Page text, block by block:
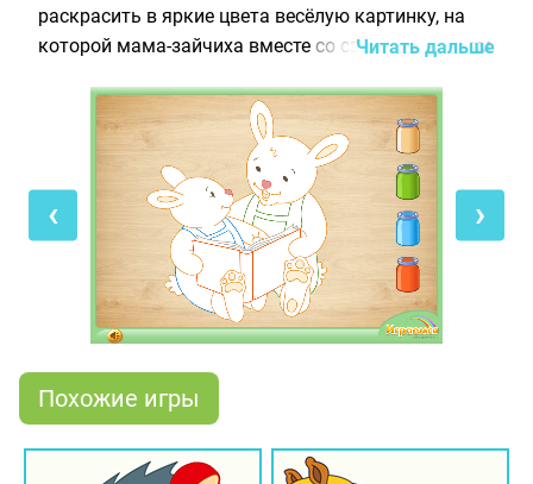
раскрасить в яркие цвета весёлую картинку, на
которой мама-зайчиха вместе со своим малышом
тебе поможет палитра с красками, состоящая из
четырёх подходящих к картинке цветов, а также
специальная кисточка. Щёлкай мышкой по
баночке с краской и один за одним раскрашивай
участки на картинке. Обрати внимание, что
контур каждого участка отличается по цвету: это
поможет тебе определиться с выбором
правильного оттенка.
Читать дальше
‹ ›
Похожие игры